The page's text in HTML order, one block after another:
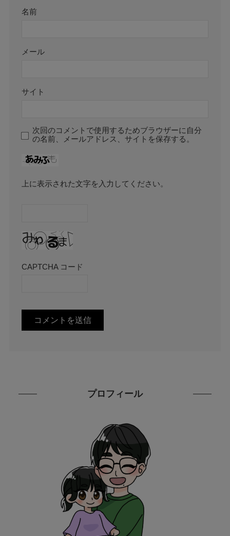
名前
メール
サイト
次回のコメントで使用するためブラウザーに自分
の名前、メールアドレス、サイトを保存する。
上に表示された文字を入力してください。
CAPTCHA コード
プロフィール